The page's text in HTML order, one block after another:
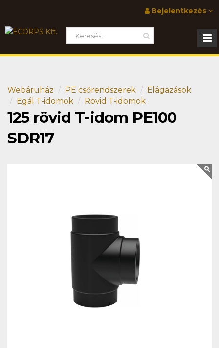
Bejelentkezés
Webáruház PE csőrendszerek
Elágazások
Egál T-idomok
Rövid T-idomok
125 rövid T-idom PE100
SDR17